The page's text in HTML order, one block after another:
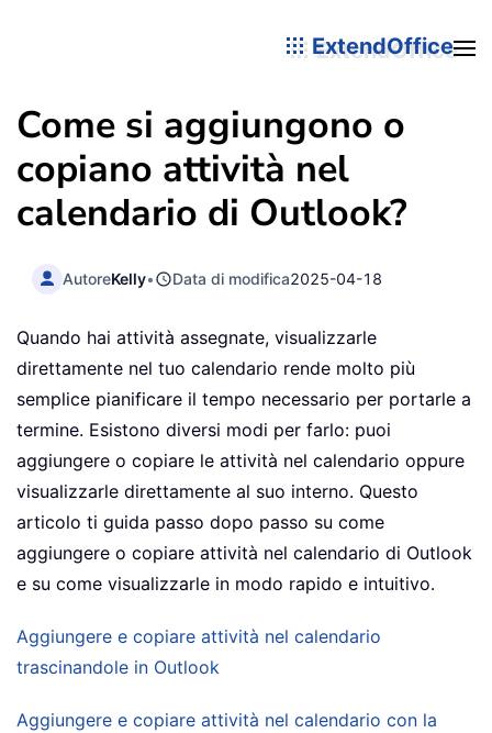
ExtendOffice
Come si aggiungono o
copiano attività nel
calendario di Outlook?
AutoreKelly• Data di modifica2025-04-18
Quando hai attività assegnate, visualizzarle
direttamente nel tuo calendario rende molto più
semplice pianificare il tempo necessario per portarle a
termine. Esistono diversi modi per farlo: puoi
aggiungere o copiare le attività nel calendario oppure
visualizzarle direttamente al suo interno. Questo
articolo ti guida passo dopo passo su come
aggiungere o copiare attività nel calendario di Outlook
e su come visualizzarle in modo rapido e intuitivo.
Aggiungere e copiare attività nel calendario
trascinandole in Outlook
Aggiungere e copiare attività nel calendario con la